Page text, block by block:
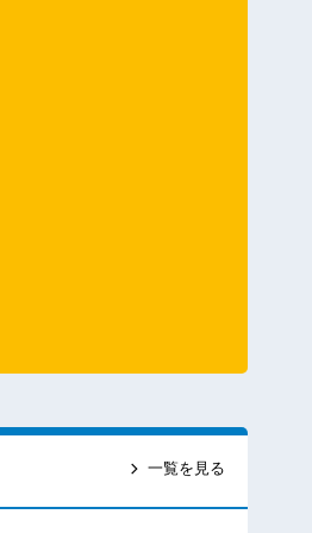
一覧を見る